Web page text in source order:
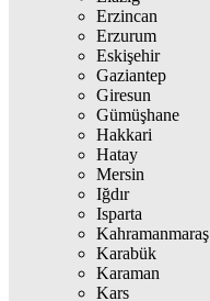
Erzincan
Erzurum
Eskişehir
Gaziantep
Giresun
Gümüşhane
Hakkari
Hatay
Mersin
Iğdır
Isparta
Kahramanmaraş
Karabük
Karaman
Kars